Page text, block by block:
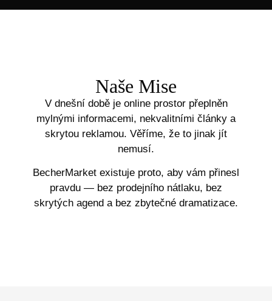
Naše Mise
V dnešní době je online prostor přeplněn
mylnými informacemi, nekvalitními články a
skrytou reklamou. Věříme, že to jinak jít
nemusí.
BecherMarket existuje proto, aby vám přinesl
pravdu — bez prodejního nátlaku, bez
skrytých agend a bez zbytečné dramatizace.